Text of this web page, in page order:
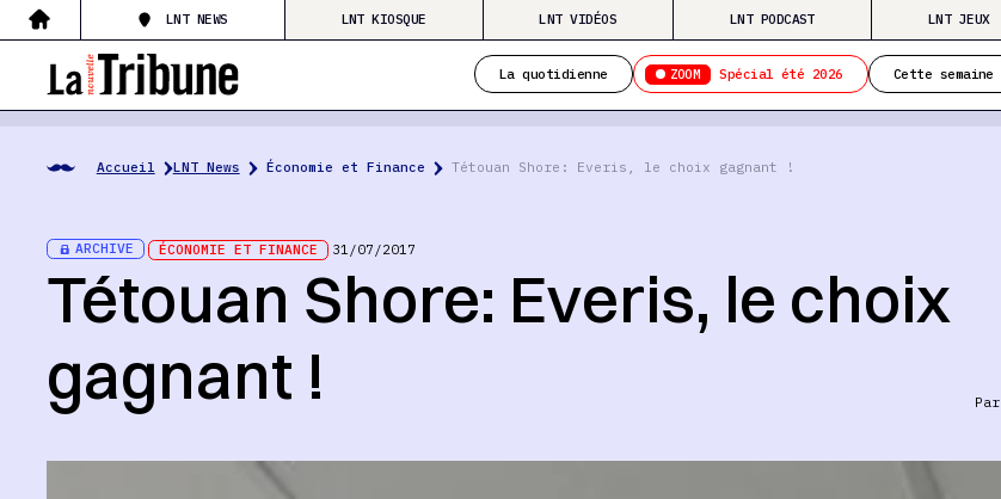
LNT NEWS LNT KIOSQUE LNT VIDÉOS LNT PODCAST LNT JEUX
La quotidienne ZOOM Spécial été 2026 Cette semaine
Accueil LNT News Économie et Finance Tétouan Shore: Everis, le choix gagnant !
ARCHIVE ÉCONOMIE ET FINANCE 31/07/2017
Tétouan Shore: Everis, le choix
gagnant !
Par